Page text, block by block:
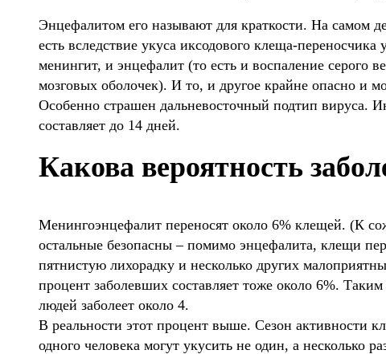
Энцефалитом его называют для краткости. На самом
есть вследствие укуса иксодового клеща-переносчика
менингит, и энцефалит (то есть и воспаление серого
мозговых оболочек). И то, и другое крайне опасно и
Особенно страшен дальневосточный подтип вируса.
составляет до 14 дней.
Какова вероятность
Менингоэнцефалит переносят около 6% клещей. (К
остальные безопасны – помимо энцефалита, клещи
пятнистую лихорадку и несколько других
процент заболевших составляет тоже около 6%.
людей заболеет около 4.
В реальности этот процент выше. Сезон активности
одного человека могут укусить не один, а несколько